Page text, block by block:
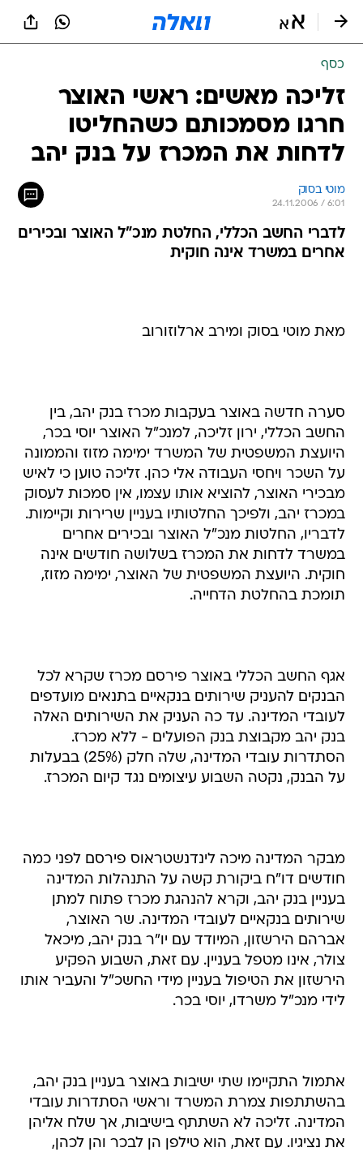
כסף
זליכה מאשים: ראשי האוצר
חרגו מסמכותם כשהחליטו
לדחות את המכרז על בנק יהב
מוטי בסוק
24.11.2006 / 6:01
לדברי החשב הכללי, החלטת מנכ"ל האוצר ובכירים
אחרים במשרד אינה חוקית
מאת מוטי בסוק ומירב ארלוזורוב
סערה חדשה באוצר בעקבות מכרז בנק יהב, בין
החשב הכללי, ירון זליכה, למנכ"ל האוצר יוסי בכר,
היועצת המשפטית של המשרד ימימה מזוז והממונה
על השכר ויחסי העבודה אלי כהן. זליכה טוען כי לאיש
מבכירי האוצר, להוציא אותו עצמו, אין סמכות לעסוק
במכרז יהב, ולפיכך החלטותיו בעניין שרירות וקיימות.
לדבריו, החלטות מנכ"ל האוצר ובכירים אחרים
במשרד לדחות את המכרז בשלושה חודשים אינה
חוקית. היועצת המשפטית של האוצר, ימימה מזוז,
תומכת בהחלטת הדחייה.
אגף החשב הכללי באוצר פירסם מכרז שקרא לכל
הבנקים להעניק שירותים בנקאיים בתנאים מועדפים
לעובדי המדינה. עד כה העניק את השירותים האלה
בנק יהב מקבוצת בנק הפועלים - ללא מכרז.
הסתדרות עובדי המדינה, שלה חלק (25%) בבעלות
על הבנק, נקטה השבוע עיצומים נגד קיום המכרז.
מבקר המדינה מיכה לינדנשטראוס פירסם לפני כמה
חודשים דו"ח ביקורת קשה על התנהלות המדינה
בעניין בנק יהב, וקרא להנהגת מכרז פתוח למתן
שירותים בנקאיים לעובדי המדינה. שר האוצר,
אברהם הירשזון, המיודד עם יו"ר בנק יהב, מיכאל
צולר, אינו מטפל בעניין. עם זאת, השבוע הפקיע
הירשזון את הטיפול בעניין מידי החשכ"ל והעביר אותו
לידי מנכ"ל משרדו, יוסי בכר.
אתמול התקיימו שתי ישיבות באוצר בעניין בנק יהב,
בהשתתפות צמרת המשרד וראשי הסתדרות עובדי
המדינה. זליכה לא השתתף בישיבות, אך שלח אליהן
את נציגיו. עם זאת, הוא טילפן הן לבכר והן לכהן,